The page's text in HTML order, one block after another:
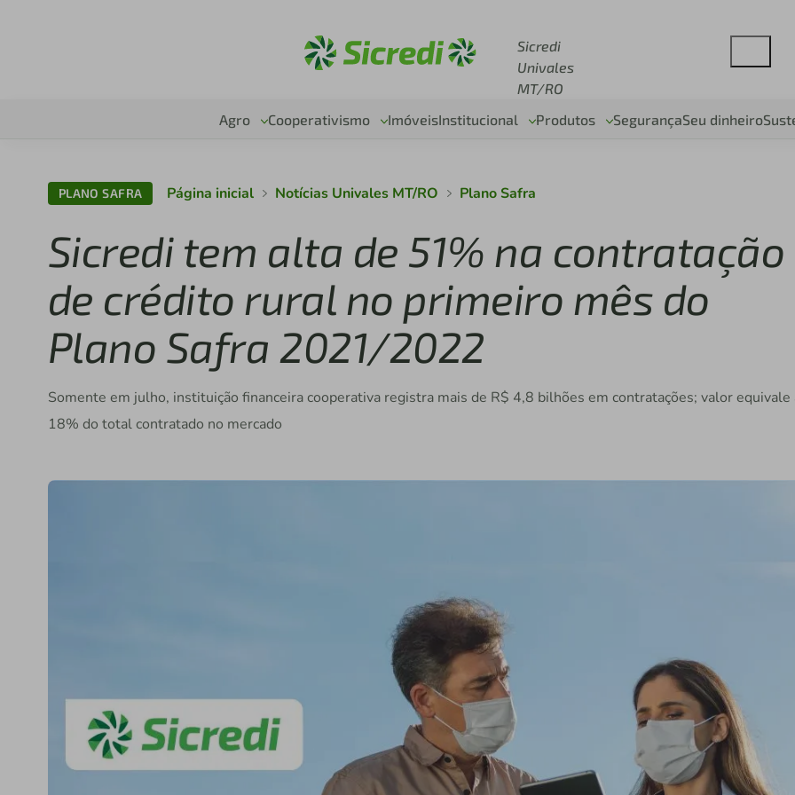
Sicredi
Univales
MT/RO
Agro
Cooperativismo ImóveisInstitucional Produtos SegurançaSeu dinheiro
PLANO SAFRA Página inicial Notícias Univales MT/RO Plano Safra
Sicredi tem alta de 51% na contratação
de crédito rural no primeiro mês do
Plano Safra 2021/2022
Somente em julho, instituição financeira cooperativa registra mais de R$ 4,8 bilhões em contratações; valor equivale
18% do total contratado no mercado